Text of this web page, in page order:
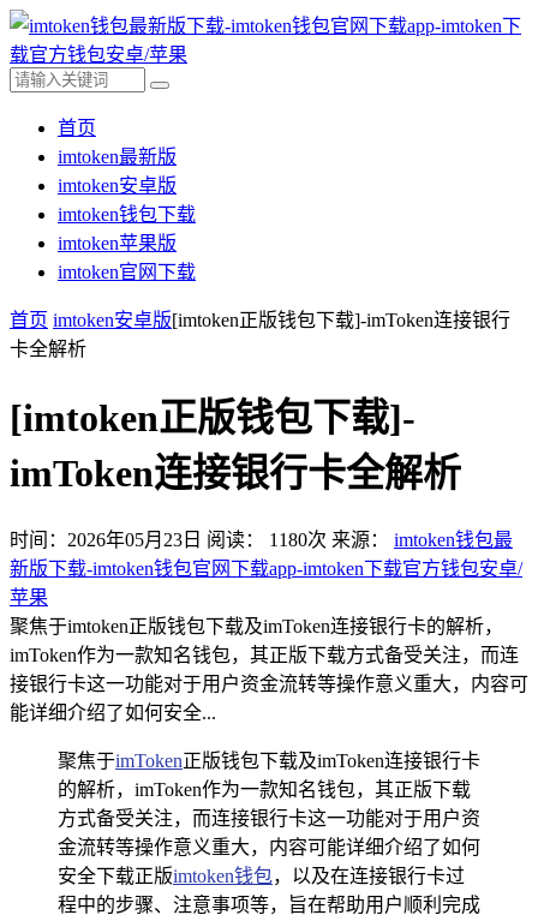
首页
imtoken最新版
imtoken安卓版
imtoken钱包下载
imtoken苹果版
imtoken官网下载
首页 imtoken安卓版[imtoken正版钱包下载]-imToken连接银行
卡全解析
[imtoken正版钱包下载]-
imToken连接银行卡全解析
时间：2026年05月23日 阅读： 1180次 来源： imtoken钱包最
新版下载-imtoken钱包官网下载app-imtoken下载官方钱包安卓/
苹果
聚焦于imtoken正版钱包下载及imToken连接银行卡的解析，
imToken作为一款知名钱包，其正版下载方式备受关注，而连
接银行卡这一功能对于用户资金流转等操作意义重大，内容可
能详细介绍了如何安全...
聚焦于imToken正版钱包下载及imToken连接银行卡
的解析，imToken作为一款知名钱包，其正版下载
方式备受关注，而连接银行卡这一功能对于用户资
金流转等操作意义重大，内容可能详细介绍了如何
安全下载正版imtoken钱包，以及在连接银行卡过
程中的步骤、注意事项等，旨在帮助用户顺利完成